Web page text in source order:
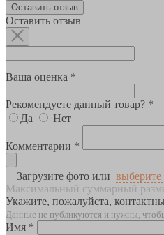
Оставить отзыв
Оставить отзыв
Ваша оценка *
Рекомендуете данный товар? *
Да
Нет
Комментарии *
Загрузите фото или
Максимальный суммарный
Укажите, пожалуйста,
Данные не публикуются и нужны,
Имя *